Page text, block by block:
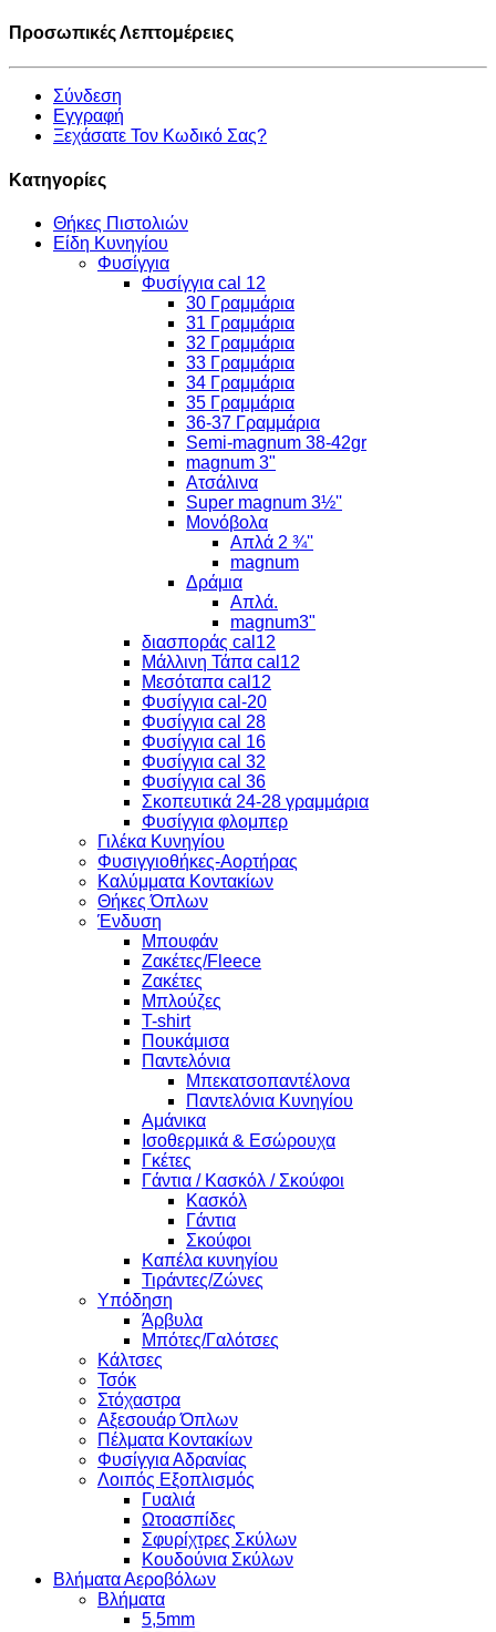
Προσωπικές Λεπτομέρειες
Σύνδεση
Εγγραφή
Ξεχάσατε Τον Κωδικό Σας?
Κατηγορίες
Θήκες Πιστολιών
Είδη Κυνηγίου
Φυσίγγια
Φυσίγγια cal 12
30 Γραμμάρια
31 Γραμμάρια
32 Γραμμάρια
33 Γραμμάρια
34 Γραμμάρια
35 Γραμμάρια
36-37 Γραμμάρια
Semi-magnum 38-42gr
magnum 3"
Ατσάλινα
Super magnum 3½''
Μονόβολα
Απλά 2 ¾''
magnum
Δράμια
Απλά.
magnum3"
διασποράς cal12
Μάλλινη Τάπα cal12
Μεσόταπα cal12
Φυσίγγια cal-20
Φυσίγγια cal 28
Φυσίγγια cal 16
Φυσίγγια cal 32
Φυσίγγια cal 36
Σκοπευτικά 24-28 γραμμάρια
Φυσίγγια φλομπερ
Γιλέκα Κυνηγίου
Φυσιγγιοθήκες-Αορτήρας
Καλύμματα Κοντακίων
Θήκες Όπλων
Ένδυση
Μπουφάν
Ζακέτες/Fleece
Ζακέτες
Μπλούζες
T-shirt
Πουκάμισα
Παντελόνια
Μπεκατσοπαντέλονα
Παντελόνια Κυνηγίου
Αμάνικα
Ισοθερμικά & Εσώρουχα
Γκέτες
Γάντια / Κασκόλ / Σκούφοι
Κασκόλ
Γάντια
Σκούφοι
Καπέλα κυνηγίου
Τιράντες/Ζώνες
Υπόδηση
Άρβυλα
Μπότες/Γαλότσες
Κάλτσες
Τσόκ
Στόχαστρα
Αξεσουάρ Όπλων
Πέλματα Κοντακίων
Φυσίγγια Αδρανίας
Λοιπός Εξοπλισμός
Γυαλιά
Ωτοασπίδες
Σφυρίχτρες Σκύλων
Κουδούνια Σκύλων
Βλήματα Αεροβόλων
Βλήματα
5,5mm